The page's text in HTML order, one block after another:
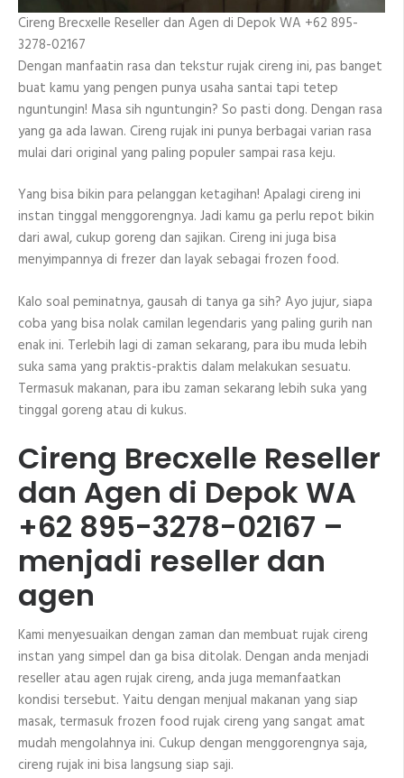
Cireng Brecxelle Reseller dan Agen di Depok WA +62 895-
3278-02167
Dengan manfaatin rasa dan tekstur rujak cireng ini, pas banget
buat kamu yang pengen punya usaha santai tapi tetep
nguntungin! Masa sih nguntungin? So pasti dong. Dengan rasa
yang ga ada lawan. Cireng rujak ini punya berbagai varian rasa
mulai dari original yang paling populer sampai rasa keju.
Yang bisa bikin para pelanggan ketagihan! Apalagi cireng ini
instan tinggal menggorengnya. Jadi kamu ga perlu repot bikin
dari awal, cukup goreng dan sajikan. Cireng ini juga bisa
menyimpannya di frezer dan layak sebagai frozen food.
Kalo soal peminatnya, gausah di tanya ga sih? Ayo jujur, siapa
coba yang bisa nolak camilan legendaris yang paling gurih nan
enak ini. Terlebih lagi di zaman sekarang, para ibu muda lebih
suka sama yang praktis-praktis dalam melakukan sesuatu.
Termasuk makanan, para ibu zaman sekarang lebih suka yang
tinggal goreng atau di kukus.
Cireng Brecxelle Reseller
dan Agen di Depok WA
+62 895-3278-02167 –
menjadi reseller dan
agen
Kami menyesuaikan dengan zaman dan membuat rujak cireng
instan yang simpel dan ga bisa ditolak. Dengan anda menjadi
reseller atau agen rujak cireng, anda juga memanfaatkan
kondisi tersebut. Yaitu dengan menjual makanan yang siap
masak, termasuk frozen food rujak cireng yang sangat amat
mudah mengolahnya ini. Cukup dengan menggorengnya saja,
cireng rujak ini bisa langsung siap saji.